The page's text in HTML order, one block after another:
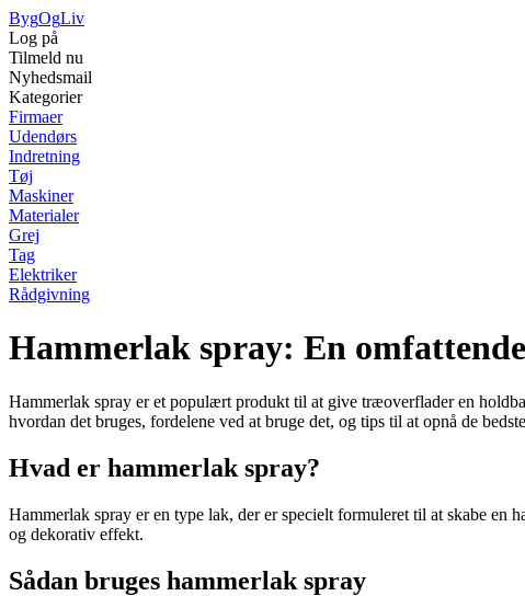
BygOgLiv
Log på
Tilmeld nu
Nyhedsmail
Kategorier
Firmaer
Udendørs
Indretning
Tøj
Maskiner
Materialer
Grej
Tag
Elektriker
Rådgivning
Hammerlak spray: En
Hammerlak spray er et populært produkt til at give træoverflader en
hvordan det bruges, fordelene ved at bruge det, og tips til at opnå de
Hvad er hammerlak spray?
Hammerlak spray er en type lak, der er specielt formuleret til at skabe
og dekorativ effekt.
Sådan bruges hammerlak spray